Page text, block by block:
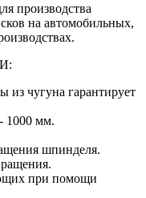
производства
на автомобильных,
из чугуна гарантирует
1000 мм.
шпинделя.
при помощи